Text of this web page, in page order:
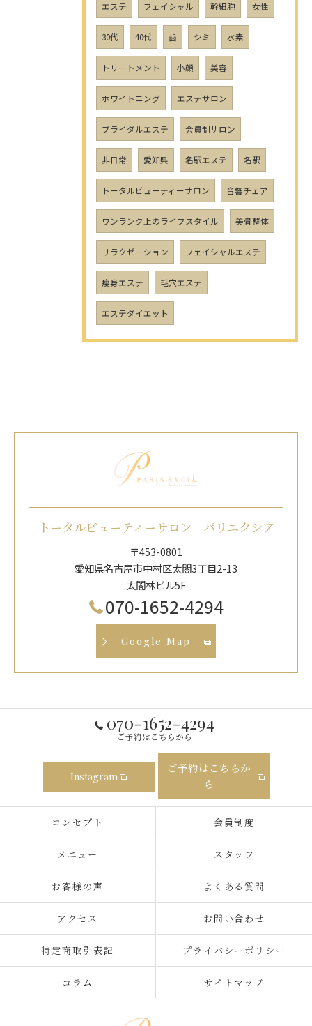
エステ フェイシャル 幹細胞 女性
30代 40代 歯 シミ 水素
トリートメント 小顔 美容
ホワイトニング エステサロン
ブライダルエステ 会員制サロン
非日常 愛知県 名駅エステ 名駅
トータルビューティーサロン 音響チェア
ワンランク上のライフスタイル 美骨整体
リラクゼーション フェイシャルエステ
痩身エステ 毛穴エステ
エステダイエット
トータルビューティーサロン パリエクシア
〒453-0801
愛知県名古屋市中村区太閤3丁目2-13
太閤林ビル5F
070-1652-4294
Google Map
070-1652-4294
ご予約はこちらから
Instagram
ご予約はこちらか
ら
コンセプト 会員制度
メニュー スタッフ
お客様の声 よくある質問
アクセス お問い合わせ
特定商取引表記 プライバシーポリシー
コラム サイトマップ